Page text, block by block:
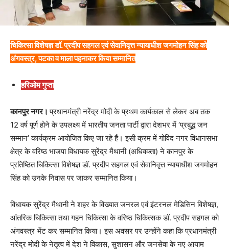
चिकित्सा विशेषज्ञ डॉ. प्रदीप सहगल एवं सेवानिवृत्त न्यायाधीश जगमोहन सिंह को
अंगवस्त्र, पटका व माला पहनाकर किया सम्मानित
हरिओम गुप्ता
कानपुर नगर।प्रधानमंत्री नरेंद्र मोदी के प्रथम कार्यकाल से लेकर अब तक
12 वर्ष पूर्ण होने के उपलक्ष्य में भारतीय जनता पार्टी द्वारा देशभर में ‘प्रबुद्ध जन
सम्मान’ कार्यक्रम आयोजित किए जा रहे हैं। इसी क्रम में गोविंद नगर विधानसभा
क्षेत्र के वरिष्ठ भाजपा विधायक सुरेंद्र मैथानी (अधिवक्ता) ने कानपुर के
प्रतिष्ठित चिकित्सा विशेषज्ञ डॉ. प्रदीप सहगल एवं सेवानिवृत्त न्यायाधीश जगमोहन
सिंह को उनके निवास पर जाकर सम्मानित किया।
विधायक सुरेंद्र मैथानी ने शहर के विख्यात जनरल एवं इंटरनल मेडिसिन विशेषज्ञ,
आंतरिक चिकित्सा तथा गहन चिकित्सा के वरिष्ठ चिकित्सक डॉ. प्रदीप सहगल को
अंगवस्त्र भेंट कर सम्मानित किया। इस अवसर पर उन्होंने कहा कि प्रधानमंत्री
नरेंद्र मोदी के नेतृत्व में देश ने विकास, सुशासन और जनसेवा के नए आयाम